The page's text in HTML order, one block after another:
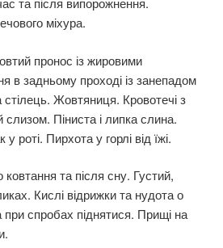
міхура.
пронос із жировими
в задньому проході із занепадом
Жовтяниця. Кровотечі з
слизом. Піниста і липка слина.
роті. Пирхота у горлі від їжі.
ковтання та після сну. Густий,
Кислі відрижки та нудота о
при спробах піднятися. Прищі на